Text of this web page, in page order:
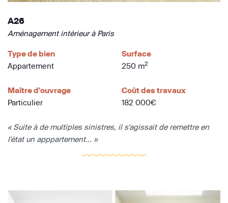
A26
Aménagement intérieur à Paris
Type de bien
Appartement
Surface
250 m2
Maître d'ouvrage
Particulier
Coût des travaux
182 000€
« Suite à de multiples sinistres, il s'agissait de remettre en
l'état un apppartement... »